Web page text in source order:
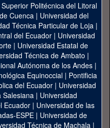
Politécnica del Litoral
Cuenca| Universidad del
Técnica Particular de Loja|
del Ecuador| Universidad
| Universidad Estatal de
Técnica de Ambato |
Autónoma de los Andes|
Equinoccial| Pontificia
del Ecuador | Universidad
Salesiana | Universidad
Ecuador | Universidad de las
ESPE | Universidad de
Técnica de Machala|